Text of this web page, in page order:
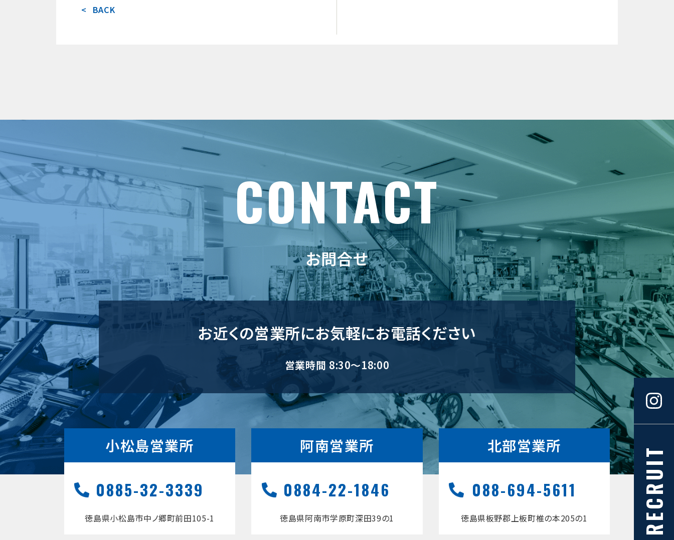
RECRUIT
稿
ー
ョ
ン
BACK
CONTACT
お問合せ
お近くの営業所にお気軽にお電話ください
営業時間 8:30～18:00
小松島営業所
0885-32-3339
徳島県小松島市中ノ郷町前田105-1
阿南営業所
0884-22-1846
徳島県阿南市学原町深田39の1
北部営業所
088-694-5611
徳島県板野郡上板町椎の本205の1